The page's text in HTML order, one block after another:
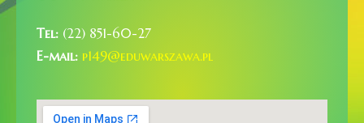
Tel: (22) 851-60-27
E-mail: p149@eduwarszawa.pl